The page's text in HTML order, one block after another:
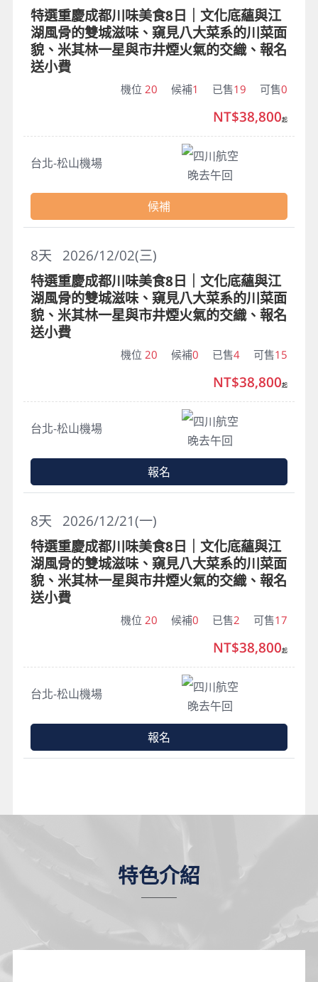
特色介紹
特選重慶成都川味美食8日｜文化底蘊與江
湖風骨的雙城滋味、窺見八大菜系的川菜面
貌、米其林一星與市井煙火氣的交織、報名
送小費
機位 20 候補1 已售19 可售0
台北-松山機場
四川航空
晚去午回
NT$38,800起
候補
2026/12/02(三)
8天
特選重慶成都川味美食8日｜文化底蘊與江
湖風骨的雙城滋味、窺見八大菜系的川菜面
貌、米其林一星與市井煙火氣的交織、報名
送小費
機位 20 候補0 已售4 可售15
台北-松山機場
四川航空
晚去午回
NT$38,800起
報名
2026/12/21(一)
8天
特選重慶成都川味美食8日｜文化底蘊與江
湖風骨的雙城滋味、窺見八大菜系的川菜面
貌、米其林一星與市井煙火氣的交織、報名
送小費
機位 20 候補0 已售2 可售17
台北-松山機場
四川航空
晚去午回
NT$38,800起
報名